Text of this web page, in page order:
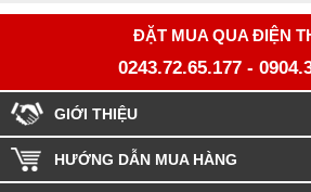
ĐẶT MUA QUA ĐIỆN
0243.72.65.177 -
GIỚI THIỆU
HƯỚNG DẪN MUA HÀNG